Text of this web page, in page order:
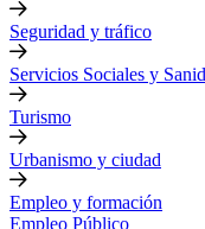
Seguridad y tráfico
Servicios Sociales y
Turismo
Urbanismo y ciudad
Empleo y formación
Empleo Público